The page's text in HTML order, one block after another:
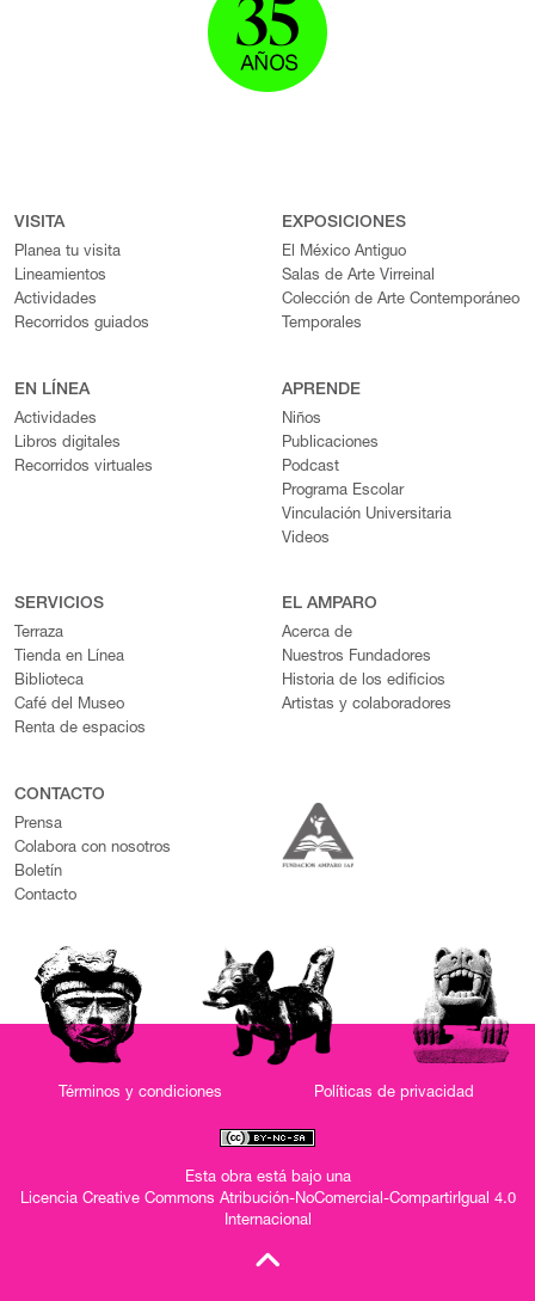
VISITA
Planea tu visita
Lineamientos
Actividades
Recorridos guiados
EXPOSICIONES
El México Antiguo
Salas de Arte Virreinal
Colección de Arte Contemporáneo
Temporales
EN LÍNEA
Actividades
Libros digitales
Recorridos virtuales
APRENDE
Niños
Publicaciones
Podcast
Programa Escolar
Vinculación Universitaria
Videos
SERVICIOS
Terraza
Tienda en Línea
Biblioteca
Café del Museo
Renta de espacios
EL AMPARO
Acerca de
Nuestros Fundadores
Historia de los edificios
Artistas y colaboradores
CONTACTO
Prensa
Colabora con nosotros
Boletín
Contacto
Términos y condiciones Políticas de privacidad
Esta obra está bajo una
Licencia Creative Commons Atribución-NoComercial-CompartirIgual 4.0
Internacional